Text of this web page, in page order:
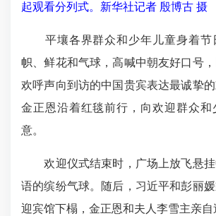
起观看分列式。新华社记者 殷博古 摄
平壤各界群众和少年儿童身着节
帜、鲜花和气球，高喊中朝友好口号
欢呼声向到访的中国 贵宾表达最诚挚
金正恩沿着红毯前行，向欢迎群众和
意。
欢迎仪式结束时，广场上放飞悬挂
语的缤纷气球。随后，习近平和彭丽
迎宾馆下榻，金正恩和夫人李雪主亲自